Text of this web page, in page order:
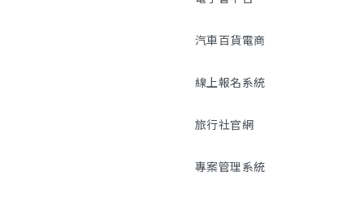
汽車百貨電商
線上報名系統
旅行社官網
專案管理系統